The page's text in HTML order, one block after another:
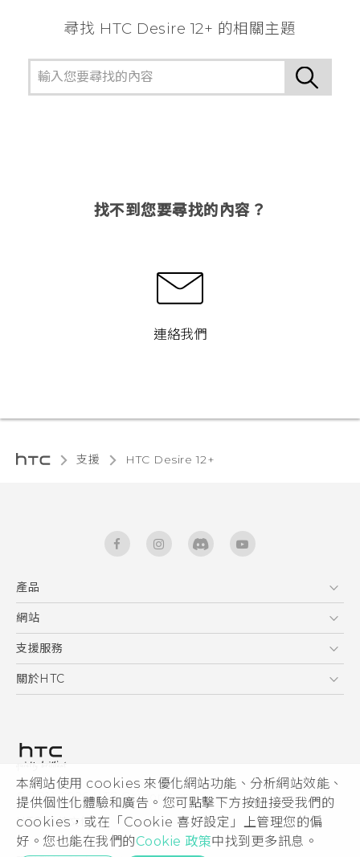
本網站使用 cookies 來優化網站功能、分析網站效能、
提供個性化體驗和廣告。您可點擊下方按鈕接受我們的
cookies，或在「Cookie 喜好設定」上管理您的偏
好。您也能在我們的Cookie 政策中找到更多訊息。
尋找 HTC Desire 12+ 的相關主題
找不到您要尋找的內容？
連絡我們
支援 HTC Desire 12+‎
產品
5G
智能手機
區塊鍊手機
網站
HTC Dev
HTC Research
支援服務
服務中心
關於HTC
私隱政策
產品安全
加入HTC
Security and Privacy Whitepaper
© 2011-2026 HTC Corporation
HTC 法律文件